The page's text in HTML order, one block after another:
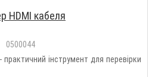
HDMI кабеля
0500044
інструмент для перевірки